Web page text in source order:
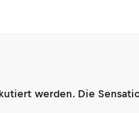
werden. Die